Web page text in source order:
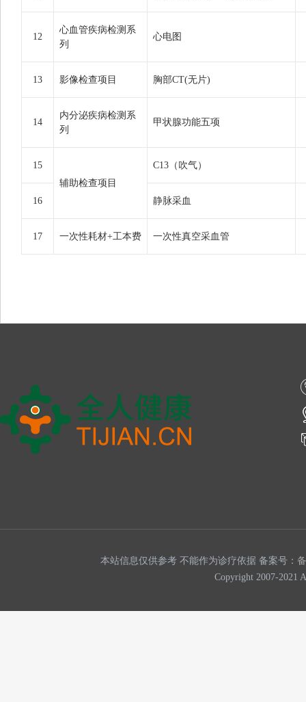
12
心血管疾病检测系
列
心电图
13 影像检查项目 胸部CT(无片)
14
内分泌疾病检测系
列
甲状腺功能五项
15
辅助检查项目
C13（吹气）
16 静脉采血
17 一次性耗材+工本费 一次性真空采血管
本站信息仅供参考 不能作为诊疗依据 备案号：
Copyright 2007-2021